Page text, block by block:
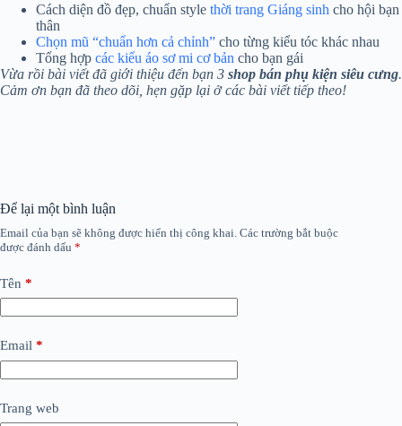
Cách diện đồ đẹp, chuẩn style thời trang Giáng sinh cho hội bạn
thân
Chọn mũ “chuẩn hơn cả chỉnh” cho từng kiểu tóc khác nhau
Tổng hợp các kiểu áo sơ mi cơ bản cho bạn gái
Vừa rồi bài viết đã giới thiệu đến bạn 3 shop bán phụ kiện siêu cưng.
Cảm ơn bạn đã theo dõi, hẹn gặp lại ở các bài viết tiếp theo!
Để lại một bình luận
Email của bạn sẽ không được hiển thị công khai. Các trường bắt buộc
được đánh dấu *
Tên *
Email *
Trang web